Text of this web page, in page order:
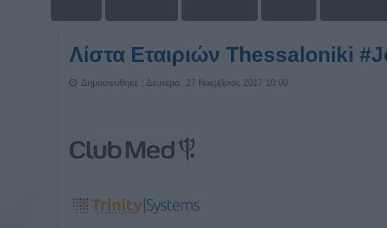
Λίστα Εταιριών Τhessaloniki
Δημοσιεύθηκε : Δευτέρα, 27 Νοέμβριος 2017 10:00